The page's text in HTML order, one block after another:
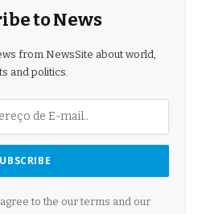
to News
from NewsSite about world,
and politics.
to the our terms and our